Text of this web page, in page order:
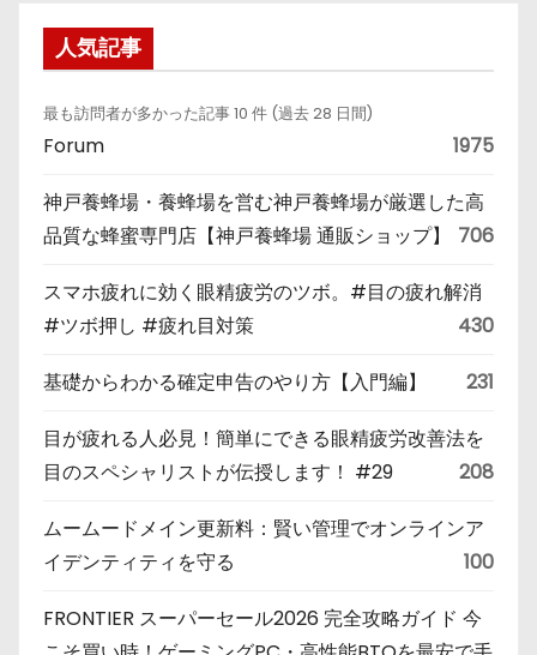
人気記事
最も訪問者が多かった記事 10 件 (過去 28 日間)
Forum 1975
神戸養蜂場・養蜂場を営む神戸養蜂場が厳選した高
品質な蜂蜜専門店【神戸養蜂場 通販ショップ】
706
スマホ疲れに効く眼精疲労のツボ。#目の疲れ解消
#ツボ押し #疲れ目対策
430
基礎からわかる確定申告のやり方【入門編】 231
目が疲れる人必見！簡単にできる眼精疲労改善法を
目のスペシャリストが伝授します！ #29
208
ムームードメイン更新料：賢い管理でオンラインア
イデンティティを守る
100
FRONTIER スーパーセール2026 完全攻略ガイド 今